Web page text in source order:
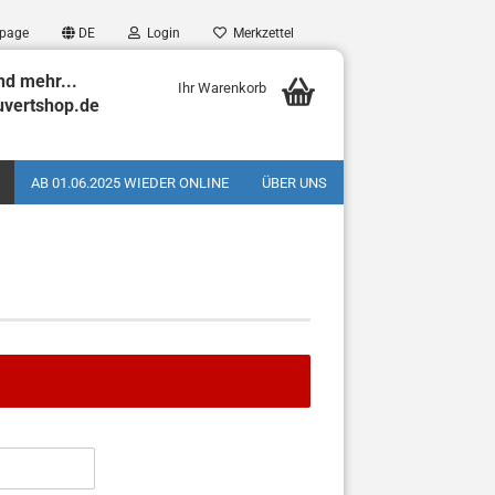
DE Login Merkzettel
mehr...
Ihr Warenkorb
AB 01.06.2025 WIEDER ONLINE ÜBER UNS